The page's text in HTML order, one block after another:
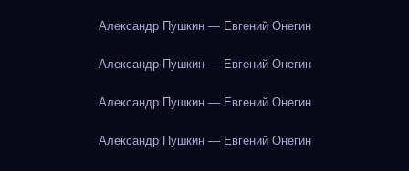
Александр Пушкин — Евгений Онегин
Александр Пушкин — Евгений Онегин
Александр Пушкин — Евгений Онегин
Александр Пушкин — Евгений Онегин